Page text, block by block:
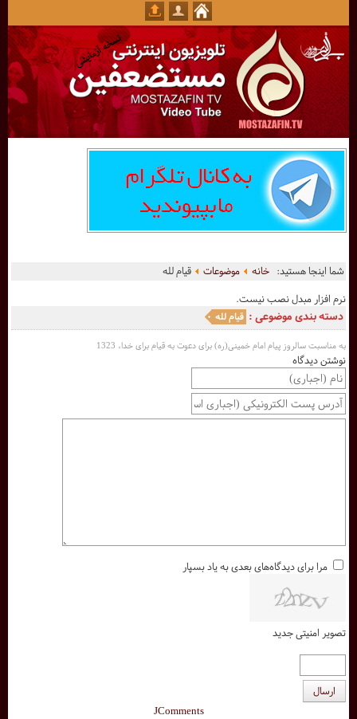
شما اینجا هستید:خانه موضوعات
قیام لله
نرم افزار مبدل نصب نیست.
دسته بندی موضوعی : قیام لله
به مناسبت سالروز پیام امام خمینی(ره) برای دعوت به قیام برای خدا، 1323
نوشتن دیدگاه
مرا برای دیدگاه‌های بعدی به یاد بسپار
تصویر امنیتی جدید
ارسال
JComments